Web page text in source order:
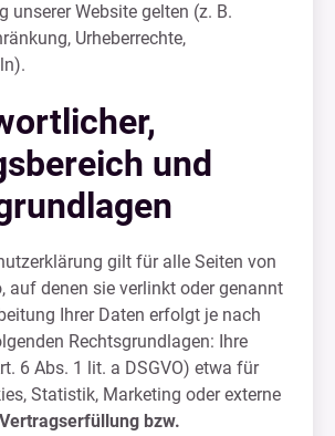
unserer Website gelten (z. B.
Urheberrechte,
und
gilt für alle Seiten von
auf denen sie verlinkt oder genannt
Ihrer Daten erfolgt je nach
Rechtsgrundlagen: Ihre
6 Abs. 1 lit. a DSGVO) etwa für
Statistik, Marketing oder externe
Vertragserfüllung bzw.